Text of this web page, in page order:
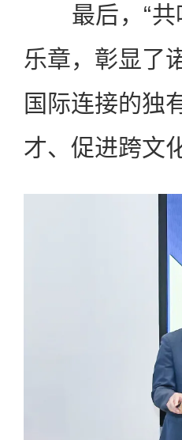
最后，“共
乐章，彰显了
国际连接的独
才、促进跨文